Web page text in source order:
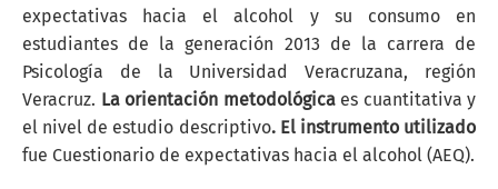
expectativas hacia el alcohol y su consumo en
estudiantes de la generación 2013 de la carrera de
Psicología de la Universidad Veracruzana, región
Veracruz. La orientación metodológica es cuantitativa y
el nivel de estudio descriptivo. El instrumento utilizado
fue Cuestionario de expectativas hacia el alcohol (AEQ).